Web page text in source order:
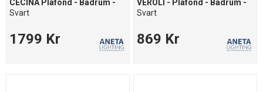
CECINA Plafond - Badrum -
Svart
1799 Kr
VEROLI - Plafond - Badrum -
Svart
869 Kr